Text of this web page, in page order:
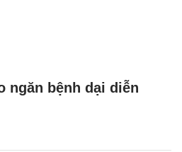
ngăn bệnh dại diễn